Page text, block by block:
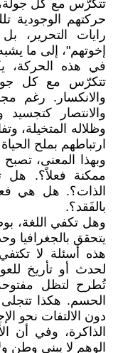
تتكرّس مع كل
حركتهم الوجودية
رايات التحرير،
إخوتهم"، إلى ما
في هذه الحركة،
تتكرّس مع كل
والانكسار. رغم
والانتصار كتجسيد
وظلاله المتخيلة،
ارتباطهم بملح
وبهذا المعنى،
ممكنة فعلاً؟. هل
الذات؟. هل هي
بالفَقد؟.
وهل تكفي اللغة،
يتحقق بالجغرافيا
هذه أسئلة لا
لحدث أو تأريخ
تُطرح لتظل
الحسم. هكذا
دون الالتفات نحو
الذاكرة، وفي أن
الوهم لا يبني وطن